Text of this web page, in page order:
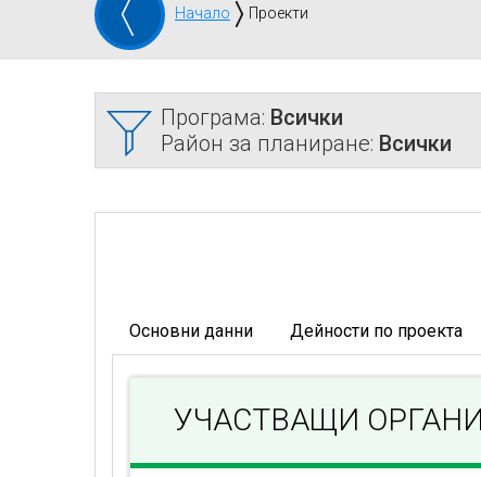
Начало Проекти
Програма: Всички
Район за планиране: Всички
Основни данни Дейности по проекта
УЧАСТВАЩИ